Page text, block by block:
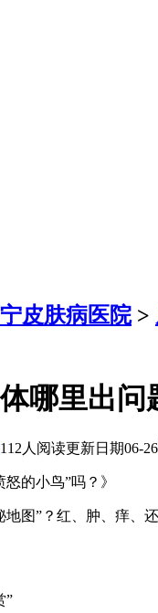
皮肤病医院>
哪里出问
112人阅读更新日期06-26
的小鸟”吗？》
地图”？红、肿、痒、
”